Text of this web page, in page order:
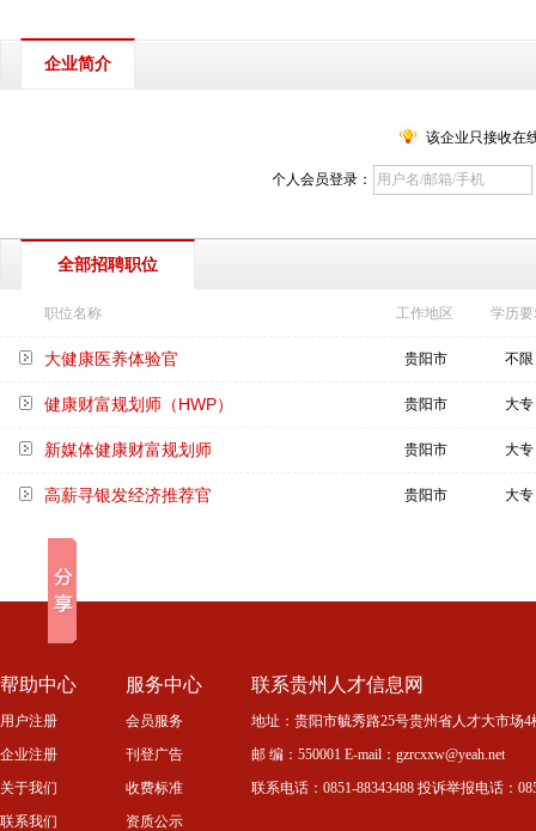
企业简介
该企业只接收在
个人会员登录：
全部招聘职位
职位名称 工作地区 学历
大健康医养体验官 贵阳市 不限
健康财富规划师（HWP） 贵阳市 大专
新媒体健康财富规划师 贵阳市 大专
高薪寻银发经济推荐官 贵阳市 大专
帮助中心
用户注册
企业注册
关于我们
联系我们
服务中心
会员服务
刊登广告
收费标准
资质公示
联系贵州人才信息网
地址：贵阳市毓秀路25号贵州省人才大市场
邮 编：550001 E-mail：gzrcxxw@yeah.net
联系电话：0851-88343488 投诉举报电话：